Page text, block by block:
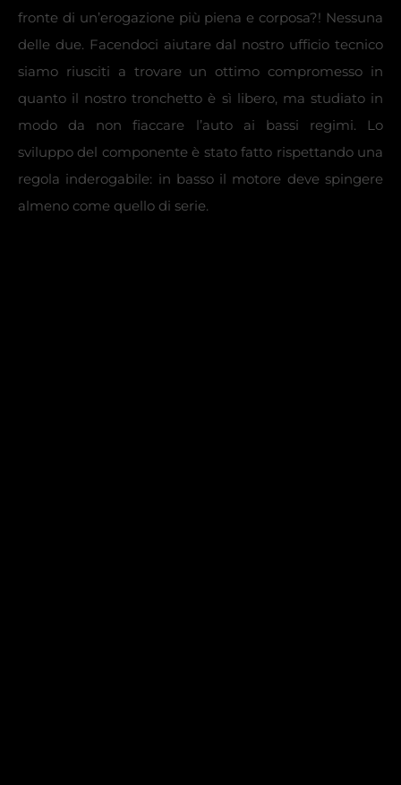
fronte di un’erogazione più piena e corposa?! Nessuna
delle due. Facendoci aiutare dal nostro ufficio tecnico
siamo riusciti a trovare un ottimo compromesso in
quanto il nostro tronchetto è sì libero, ma studiato in
modo da non fiaccare l’auto ai bassi regimi. Lo
sviluppo del componente è stato fatto rispettando una
regola inderogabile: in basso il motore deve spingere
almeno come quello di serie.